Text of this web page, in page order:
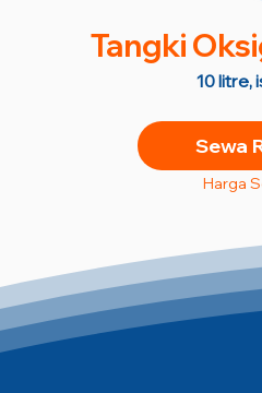
Tangki
10 litre,
Sewa
Harga